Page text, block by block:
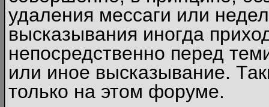
удаления мессаги или
высказывания иногда
непосредственно перед
или иное высказывание.
только на этом форуме.